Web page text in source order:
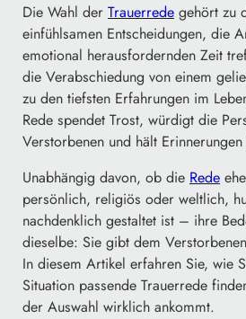
Die Wahl der Trauerrede gehört zu
einfühlsamen Entscheidungen, die
emotional herausfordernden Zeit
die Verabschiedung von einem
zu den tiefsten Erfahrungen im
Rede spendet Trost, würdigt die
Verstorbenen und hält
Unabhängig davon, ob die Rede
persönlich, religiös oder weltlich,
nachdenklich gestaltet ist – ihre
dieselbe: Sie gibt dem
In diesem Artikel erfahren Sie, wie
Situation passende Trauerrede
der Auswahl wirklich ankommt.